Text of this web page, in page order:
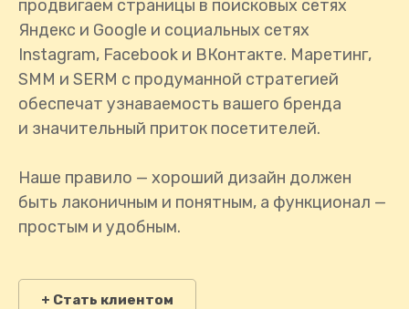
продвигаем страницы в поисковых сетях
Яндекс и Google и социальных сетях
Instagram, Facebook и ВКонтакте. Маретинг,
SMM и SERM с продуманной стратегией
обеспечат узнаваемость вашего бренда
и значительный приток посетителей.
Наше правило — хороший дизайн должен
быть лаконичным и понятным, а функционал —
простым и удобным.
+ Стать клиентом